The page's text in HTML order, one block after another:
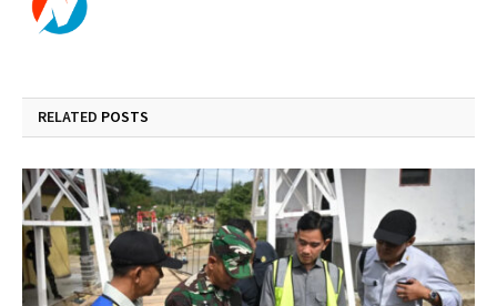
RELATED POSTS